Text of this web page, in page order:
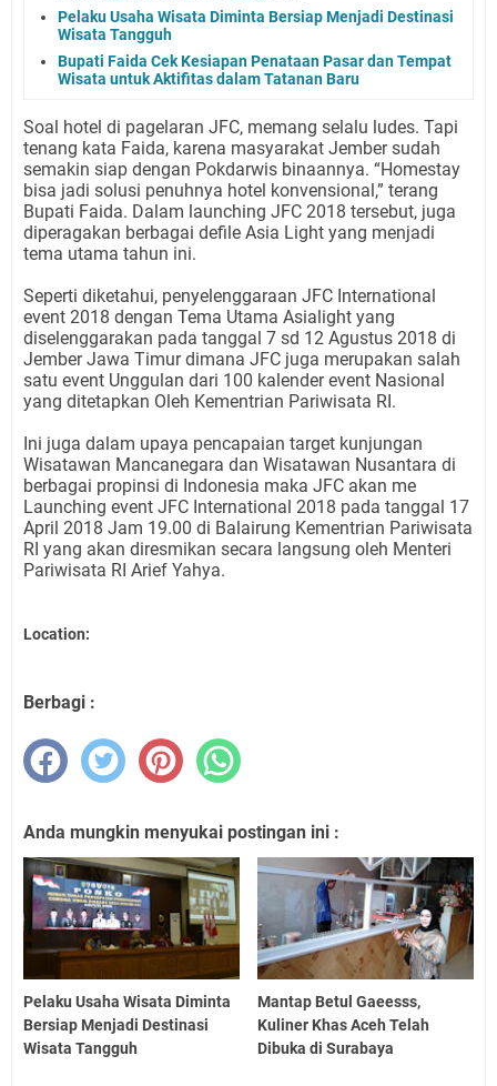
Pelaku Usaha Wisata Diminta Bersiap Menjadi Destinasi
Wisata Tangguh
Bupati Faida Cek Kesiapan Penataan Pasar dan Tempat
Wisata untuk Aktifitas dalam Tatanan Baru
Soal hotel di pagelaran JFC, memang selalu ludes. Tapi
tenang kata Faida, karena masyarakat Jember sudah
semakin siap dengan Pokdarwis binaannya. “Homestay
bisa jadi solusi penuhnya hotel konvensional,” terang
Bupati Faida. Dalam launching JFC 2018 tersebut, juga
diperagakan berbagai defile Asia Light yang menjadi
tema utama tahun ini.
Seperti diketahui, penyelenggaraan JFC International
event 2018 dengan Tema Utama Asialight yang
diselenggarakan pada tanggal 7 sd 12 Agustus 2018 di
Jember Jawa Timur dimana JFC juga merupakan salah
satu event Unggulan dari 100 kalender event Nasional
yang ditetapkan Oleh Kementrian Pariwisata RI.
Ini juga dalam upaya pencapaian target kunjungan
Wisatawan Mancanegara dan Wisatawan Nusantara di
berbagai propinsi di Indonesia maka JFC akan me
Launching event JFC International 2018 pada tanggal 17
April 2018 Jam 19.00 di Balairung Kementrian Pariwisata
RI yang akan diresmikan secara langsung oleh Menteri
Pariwisata RI Arief Yahya.
Location:
Berbagi :
Anda mungkin menyukai postingan ini :
Pelaku Usaha Wisata Diminta
Bersiap Menjadi Destinasi
Wisata Tangguh
Mantap Betul Gaeesss,
Kuliner Khas Aceh Telah
Dibuka di Surabaya